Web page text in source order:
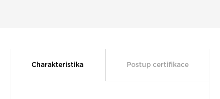
Charakteristika Postup certifikace